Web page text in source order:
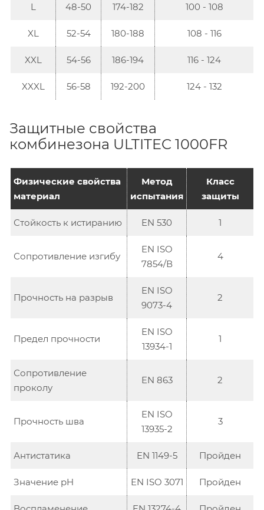
L 48-50 174-182 100 - 108
XL 52-54 180-188 108 - 116
XXL 54-56 186-194 116 - 124
XXXL 56-58 192-200 124 - 132
Защитные свойства
комбинезона ULTITEC 1000FR
Физические свойства
материал
Метод
испытания
Класс
защиты
Стойкость к истиранию EN 530 1
Сопротивление изгибу
EN ISO
7854/В
4
Прочность на разрыв
EN ISO
9073-4
2
Предел прочности
EN ISO
13934-1
1
Сопротивление
проколу
EN 863 2
Прочность шва
EN ISO
13935-2
3
Антистатика EN 1149-5 Пройден
Значение pH EN ISO 3071 Пройден